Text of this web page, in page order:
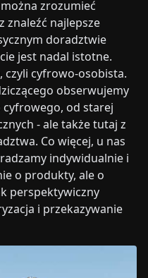
zrozumieć
znaleźć najlepsze
doradztwie
jest nadal istotne.
czyli cyfrowo-osobista.
obserwujemy
od starej
- ale także tutaj z
Co więcej, u nas
indywidualnie i
o produkty, ale o
perspektywiczny
i przekazywanie